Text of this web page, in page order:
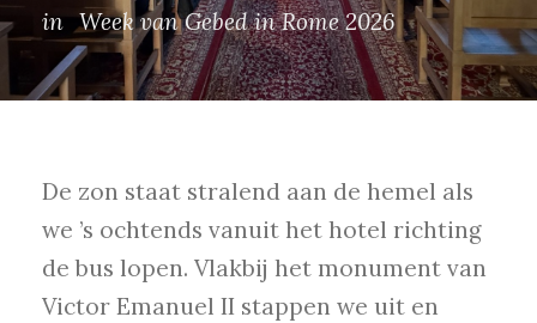
in Week van Gebed in Rome 2026
De zon staat stralend aan de hemel als
we ’s ochtends vanuit het hotel richting
de bus lopen. Vlakbij het monument van
Victor Emanuel II stappen we uit en